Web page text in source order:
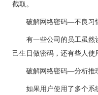
截取。
破解网络密码—不良习
有一些公司的员工虽然
己生日做密码，还有些人
破解网络密码—分析推
如果用户使用了多个系